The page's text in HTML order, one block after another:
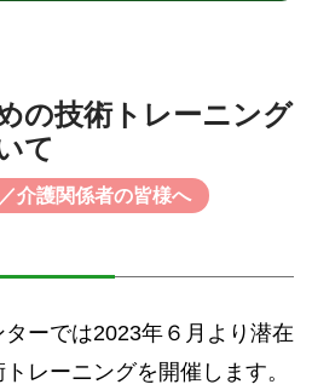
の技術トレーニング
て
介護関係者の皆様へ
ーでは2023年６月より潜在
レーニングを開催します。